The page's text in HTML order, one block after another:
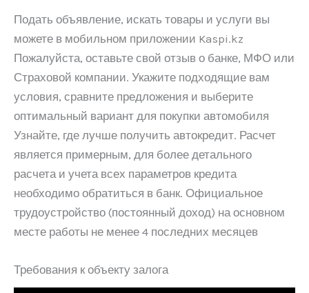
Подать объявление, искать товары и услуги вы
можете в мобильном приложении Kaspi.kz
Пожалуйста, оставьте свой отзыв о банке, МФО или
Страховой компании. Укажите подходящие вам
условия, сравните предложения и выберите
оптимальный вариант для покупки автомобиля
Узнайте, где лучше получить автокредит. Расчет
является примерным, для более детального
расчета и учета всех параметров кредита
необходимо обратиться в банк. Официальное
трудоустройство (постоянный доход) на основном
месте работы не менее 4 последних месяцев
Требования к объекту залога